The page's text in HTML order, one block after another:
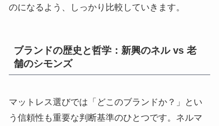
のになるよう、しっかり比較していきます。
ブランドの歴史と哲学：新興のネル vs 老
舗のシモンズ
マットレス選びでは「どこのブランドか？」とい
う信頼性も重要な判断基準のひとつです。ネルマ